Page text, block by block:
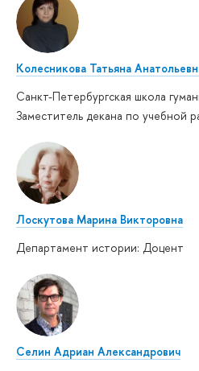
Колесникова Татьяна
Санкт-Петербургская школа
Заместитель декана по учебной
Лоскутова Марина Викторовна
Департамент истории: Доцент
Селин Адриан Александрович